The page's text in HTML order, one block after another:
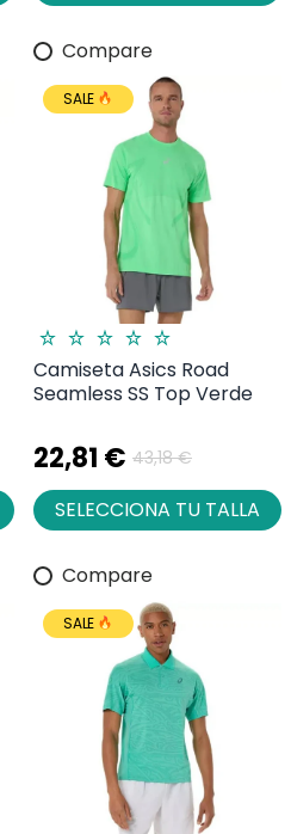
Compare
SALE
Camiseta Asics Road
Seamless SS Top Verde
22,81 € 43,18 €
SELECCIONA TU TALLA
Compare
SALE